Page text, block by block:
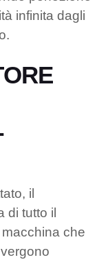
infinita dagli
il
di tutto il
che